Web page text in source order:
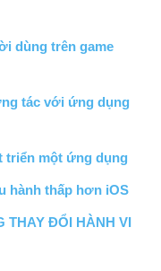
dùng trên game
tác với ứng dụng
triển một ứng dụng
hành thấp hơn iOS
THAY ĐỔI HÀNH VI